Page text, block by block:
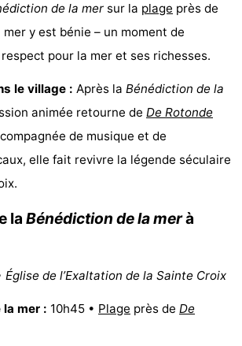
de la mer sur la plage près de
mer y est bénie – un moment de
pour la mer et ses richesses.
le village : Après la Bénédiction de la
animée retourne de De Rotonde
de musique et de
elle fait revivre la légende séculaire
la Bénédiction de la merà
Église de l’Exaltation de la Sainte Croix
la mer : 10h45 • Plage près de De